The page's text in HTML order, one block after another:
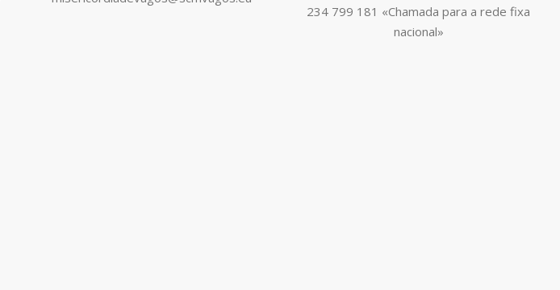
234 799 181 «Chamada para a rede fixa
nacional»